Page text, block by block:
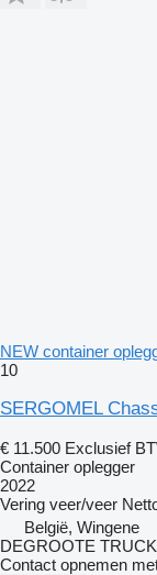
NEW container
10
SERGOMEL
€ 11.500 Exclusief
Container oplegger
2022
Vering veer/veer
België, Wingene
DEGROOTE
Contact opnemen